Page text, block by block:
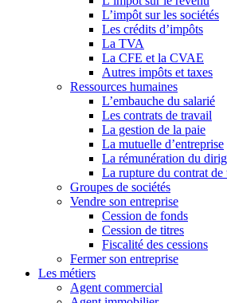
L’impôt sur les sociétés
Les crédits d’impôts
La TVA
La CFE et la CVAE
Autres impôts et taxes
Ressources humaines
L’embauche du salarié
Les contrats de travail
La gestion de la paie
La mutuelle d’entreprise
La rémunération du
La rupture du contrat de
Groupes de sociétés
Vendre son entreprise
Cession de fonds
Cession de titres
Fiscalité des cessions
Fermer son entreprise
Les métiers
Agent commercial